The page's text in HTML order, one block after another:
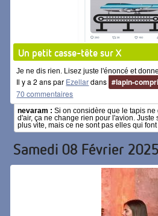
Un petit casse-tête sur X
Je ne dis rien. Lisez juste l'énoncé et
Il y a 2 ans par Ezellardans #lapin-
70 commentaires
nevaram : Si on considère que le tapis
d'air, ça ne change rien pour l'avion. Juste
plus vite, mais ce ne sont pas elles qui
Samedi 08 Février 2025